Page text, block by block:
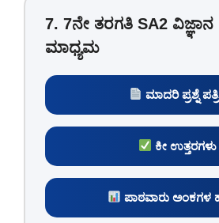
7. 7ನೇ ತರಗತಿ SA2
ಮಾಧ್ಯಮ
ಮಾದರಿ ಪ್ರಶ್ನೆ
ಕೀ ಉತ್ತರಗಳು
ಪಾಠವಾರು ಅಂಕಗಳ